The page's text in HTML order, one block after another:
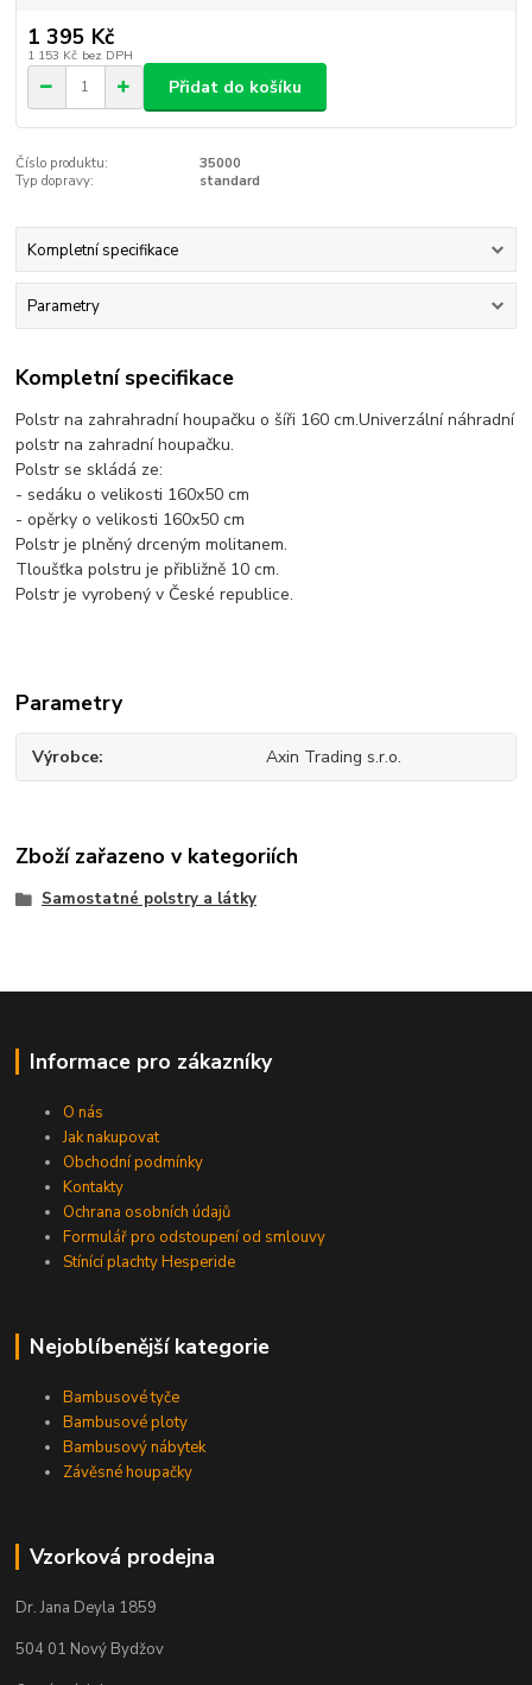
1 395 Kč
1 153 Kč bez DPH
Přidat do košíku
Číslo produktu:
35000
Typ dopravy:
standard
Kompletní specifikace
Parametry
Kompletní specifikace
Polstr na zahrahradní houpačku o šíři 160 cm.Univerzální náhradní
polstr na zahradní houpačku.
Polstr se skládá ze:
- sedáku o velikosti 160x50 cm
- opěrky o velikosti 160x50 cm
Polstr je plněný drceným molitanem.
Tloušťka polstru je přibližně 10 cm.
Polstr je vyrobený v České republice.
Parametry
Výrobce Axin Trading s.r.o.
Zboží zařazeno v kategoriích
Samostatné polstry a látky
Informace pro zákazníky
O nás
Jak nakupovat
Obchodní podmínky
Kontakty
Ochrana osobních údajů
Formulář pro odstoupení od smlouvy
Stínící plachty Hesperide
Nejoblíbenější kategorie
Bambusové tyče
Bambusové ploty
Bambusový nábytek
Závěsné houpačky
Vzorková prodejna
Dr. Jana Deyla 1859
504 01 Nový Bydžov